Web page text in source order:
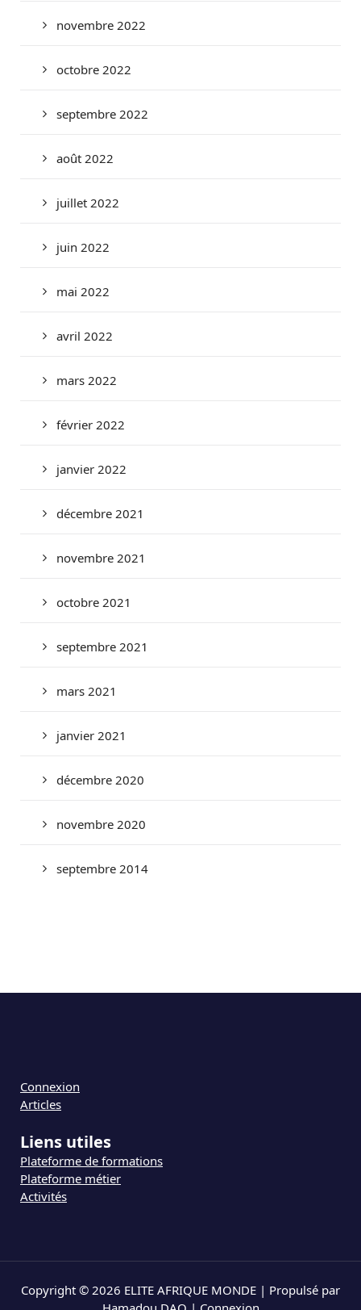
novembre 2022
octobre 2022
septembre 2022
août 2022
juillet 2022
juin 2022
mai 2022
avril 2022
mars 2022
février 2022
janvier 2022
décembre 2021
novembre 2021
octobre 2021
septembre 2021
mars 2021
janvier 2021
décembre 2020
novembre 2020
septembre 2014
Connexion
Articles
Liens utiles
Plateforme de formations
Plateforme métier
Activités
Copyright © 2026 ELITE AFRIQUE MONDE | Propulsé par